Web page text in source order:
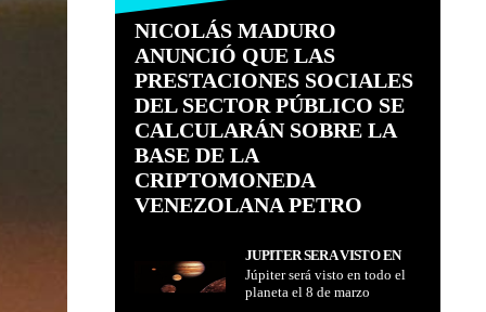
NICOLÁS MADURO
ANUNCIÓ QUE LAS
PRESTACIONES SOCIALES
DEL SECTOR PÚBLICO SE
CALCULARÁN SOBRE LA
BASE DE LA
CRIPTOMONEDA
VENEZOLANA PETRO
JÚPITER SERÁ VISTO EN
TODO EL PLANETA EL 8 DE
MARZO
Júpiter será visto en todo el
planeta el 8 de marzo